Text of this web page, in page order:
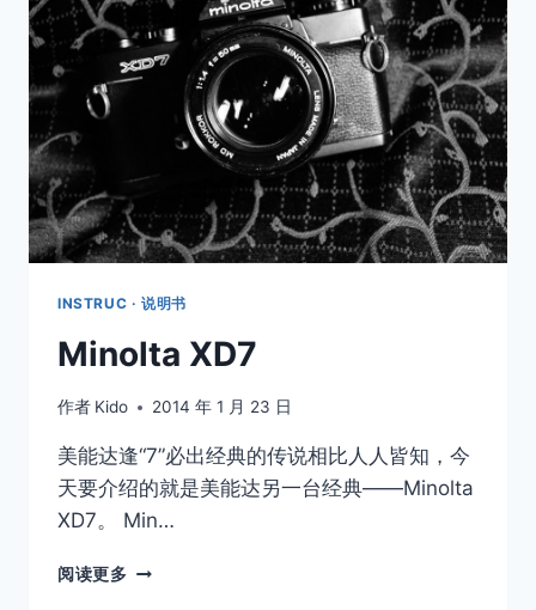
INSTRUC · 说明书
Minolta XD7
作者 Kido 2014 年 1 月 23 日
美能达逢“7”必出经典的传说相比人人皆知，今
天要介绍的就是美能达另一台经典——Minolta
XD7。 Min…
阅读更多 MINOLTA